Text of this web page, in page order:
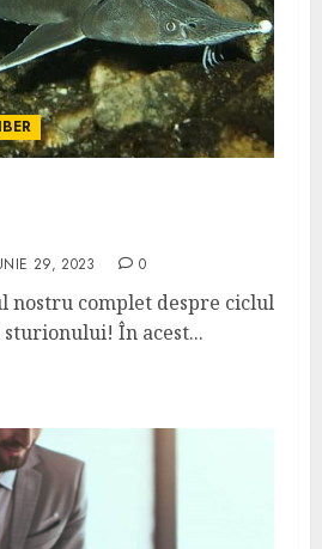
29, 2023 0
nostru complet despre ciclul
În acest...